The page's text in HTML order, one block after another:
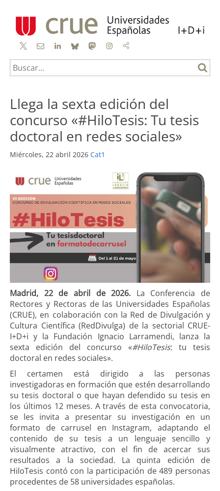
Contacto
linkedinblueskymastodoninstagram
mail
to
Llega la sexta edición del
concurso «#HiloTesis: Tu tesis
doctoral en redes sociales»
Miércoles, 22 abril 2026 Cat1
Madrid, 22 de abril de 2026. La Conferencia de
Rectores y Rectoras de las Universidades Españolas
(CRUE), en colaboración con la Red de Divulgación y
Cultura Científica (RedDivulga) de la sectorial CRUE-
I+D+i y la Fundación Ignacio Larramendi, lanza la
sexta edición del concurso «#HiloTesis: tu tesis
doctoral en redes sociales».
El certamen está dirigido a las personas
investigadoras en formación que estén desarrollando
su tesis doctoral o que hayan defendido su tesis en
los últimos 12 meses. A través de esta convocatoria,
se les invita a presentar su investigación en un
formato de carrusel en Instagram, adaptando el
contenido de su tesis a un lenguaje sencillo y
visualmente atractivo, con el fin de acercar sus
resultados a la sociedad. La quinta edición de
HiloTesis contó con la participación de 489 personas
procedentes de 58 universidades españolas.